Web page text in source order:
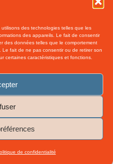
des technologies telles que les
des appareils. Le fait de consentir
des données telles que le comportement
fait de ne pas consentir ou de retirer son
certaines caractéristiques et fonctions.
de confidentialité
0 Commentaires
Réalisation :Patrick LENORMAND -
Theme by Kriesi
légales